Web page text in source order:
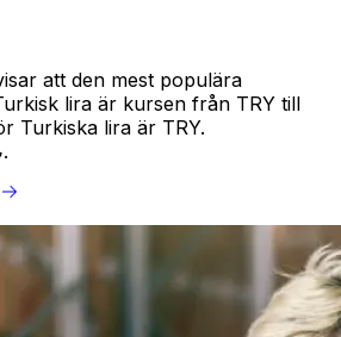
att den mest populära
lira är kursen från TRY till
Turkiska lira är TRY.